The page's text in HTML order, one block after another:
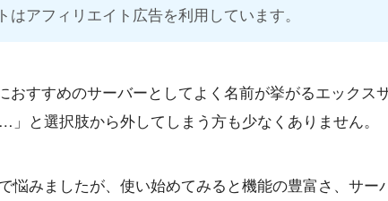
はアフィリエイト広告を利用しています。
おすすめのサーバーとしてよく名前が挙がるエックス
」と選択肢から外してしまう方も少なくありません。
悩みましたが、使い始めてみると機能の豊富さ、サー